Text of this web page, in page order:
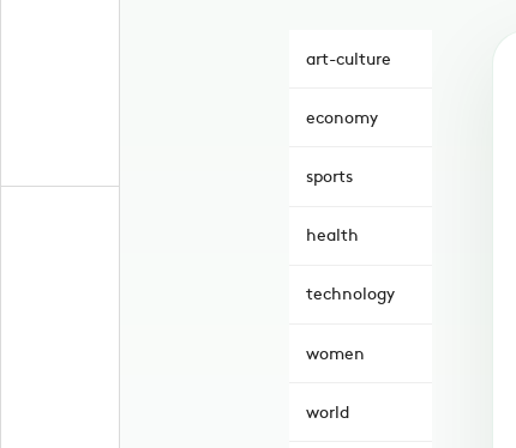
art-culture
economy
sports
health
technology
women
world